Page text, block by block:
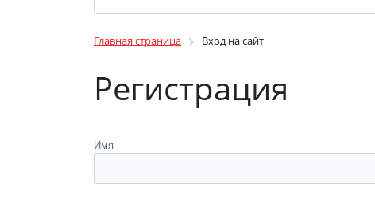
Главная страница Вход на сайт
Регистрация
Имя